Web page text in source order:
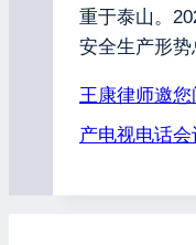
重于泰山。
安全生产形
王康律师邀您
产电视电话